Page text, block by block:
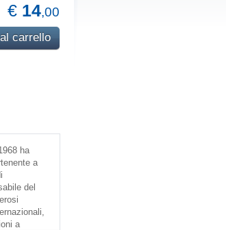
€ 14,00
carrello
ha
a
del
a